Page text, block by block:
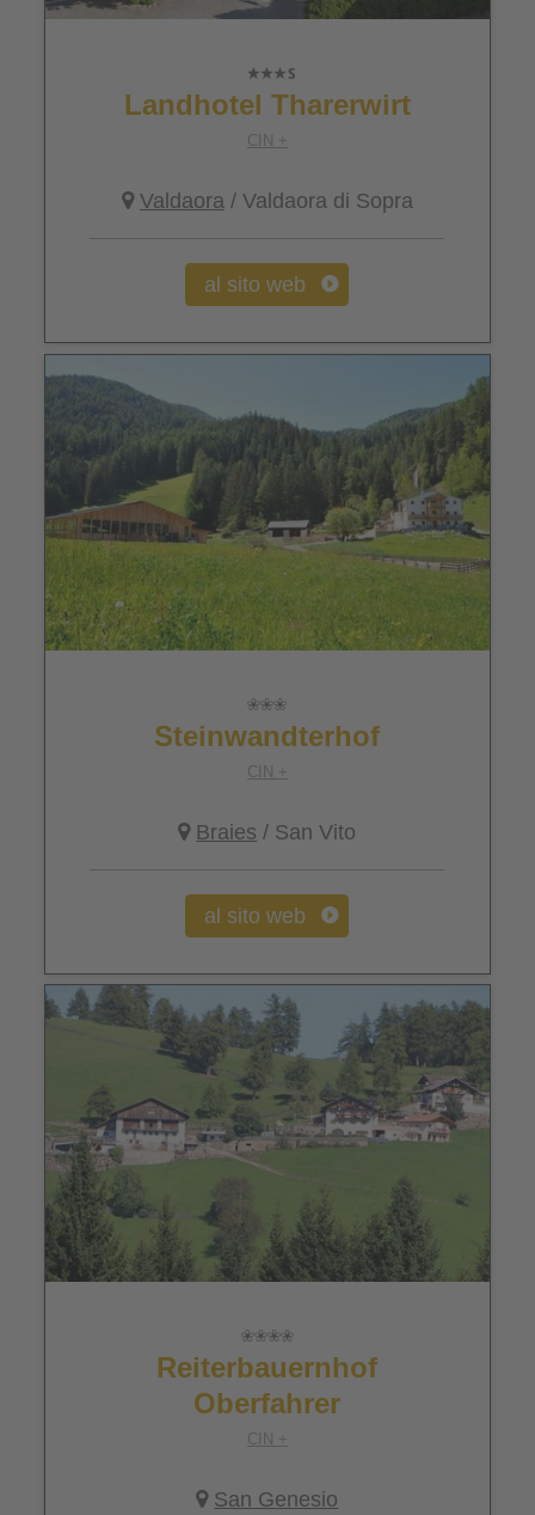
Landhotel Tharerwirt
CIN +
Valdaora/ Valdaora di Sopra
al sito web
Steinwandterhof
CIN +
Braies / San Vito
al sito web
Reiterbauernhof
Oberfahrer
CIN +
San Genesio